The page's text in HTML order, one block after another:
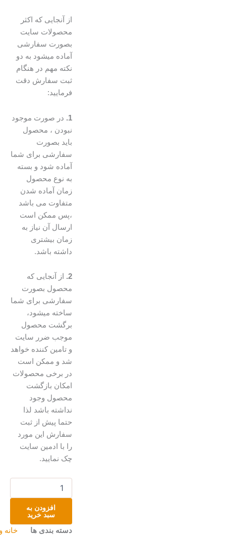
از آنجایی که اکثر
محصولات سایت
بصورت سفارشی
آماده میشود به دو
نکته مهم در هنگام
ثبت سفارش دقت
فرمایید:
در صورت موجود
نبودن ، محصول
باید بصورت
سفارشی برای شما
آماده شود و بسته
به نوع محصول
زمان آماده شدن
متفاوت می باشد
،پس ممکن است
ارسال آن نیاز به
زمان بیشتری
داشته باشد.
از آنجایی که
محصول بصورت
سفارشی برای شما
ساخته میشود،
برگشت محصول
موجب ضرر سایت
و تامین کننده خواهد
شد و ممکن است
در برخی محصولات
امکان بازگشت
محصول وجود
نداشته باشد لذا
حتما پیش از ثبت
سفارش این مورد
را با ادمین سایت
چک نمایید.
دست‌ساز
سفالی
افزودن به
سبد خرید
دسته بندی ها
خانه و